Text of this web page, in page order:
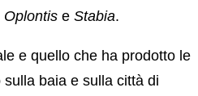
Oplontis e Stabia.
e quello che ha prodotto le
sulla baia e sulla città di